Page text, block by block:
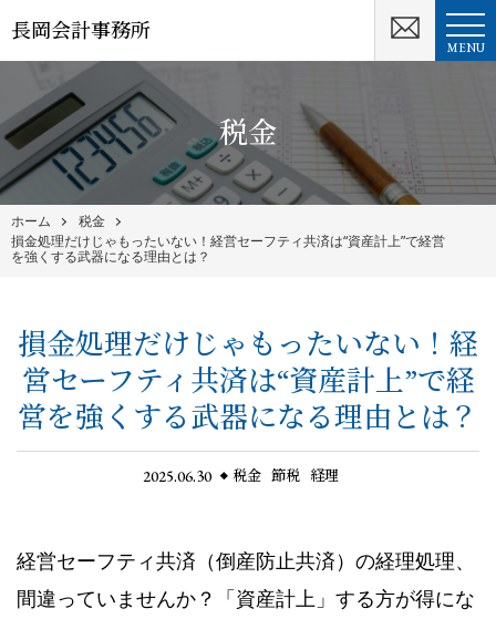
長岡会計事務所
MENU
税金
ホーム
税金
損金処理だけじゃもったいない！経営セーフティ共済は“資産計上”で経営
を強くする武器になる理由とは？
損金処理だけじゃもったいない！経
営セーフティ共済は“資産計上”で経
営を強くする武器になる理由とは？
2025.06.30 税金 節税 経理
経営セーフティ共済（倒産防止共済）の経理処理、
間違っていませんか？「資産計上」する方が得にな